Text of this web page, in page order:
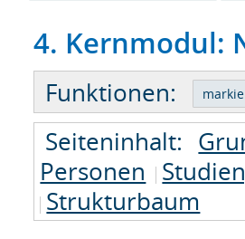
4. Kernmodul:
Funktionen:
Seiteninhalt:
Personen
Strukturbaum